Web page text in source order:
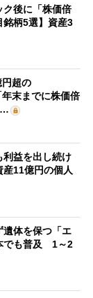
ク後に「株価倍
銘柄5選】資産3
超の
末までに株価倍
…
利益を出し続け
11億円の個人
遺体を保つ「エ
でも普及 1～2